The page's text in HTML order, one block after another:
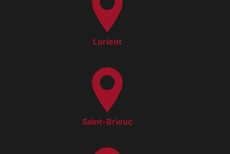
Lorient
Saint-Brieuc